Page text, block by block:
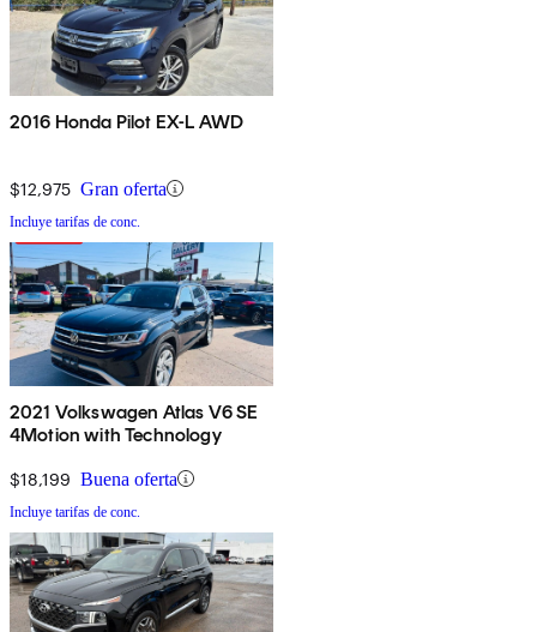
2016 Honda Pilot EX-L AWD
$12,975 Gran oferta
Incluye tarifas de conc.
2021 Volkswagen Atlas V6 SE
4Motion with Technology
$18,199 Buena oferta
Incluye tarifas de conc.